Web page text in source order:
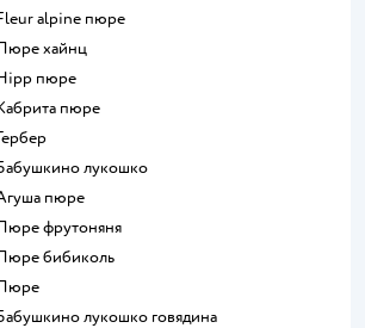
fleur alpine пюре
пюре хайнц
hipp пюре
кабрита пюре
гербер
бабушкино лукошко
агуша пюре
пюре фрутоняня
пюре бибиколь
пюре
бабушкино лукошко говядина